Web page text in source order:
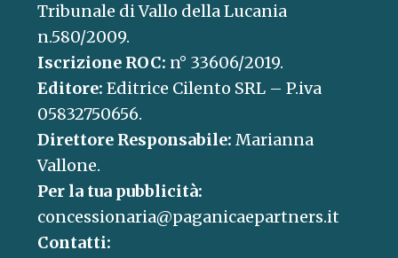
Tribunale di Vallo della Lucania
n.580/2009.
Iscrizione ROC: n° 33606/2019.
Editore: Editrice Cilento SRL – P.iva
05832750656.
Direttore Responsabile: Marianna
Vallone.
Per la tua pubblicità:
concessionaria@paganicaepartners.it
Contatti: